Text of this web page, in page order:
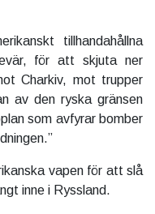
tillhandahållna
för att skjuta ner
Charkiv, mot trupper
av den ryska gränsen
som avfyrar bomber
vapen för att slå
inne i Ryssland.